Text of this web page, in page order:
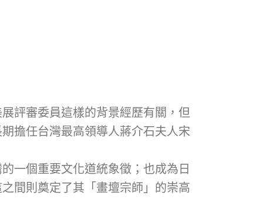
評審委員這樣的背景經歷有關，但
擔任台灣最高領導人蔣介石夫人宋
一個重要文化道統象徵；也成為日
間則奠定了其「畫壇宗師」的崇高